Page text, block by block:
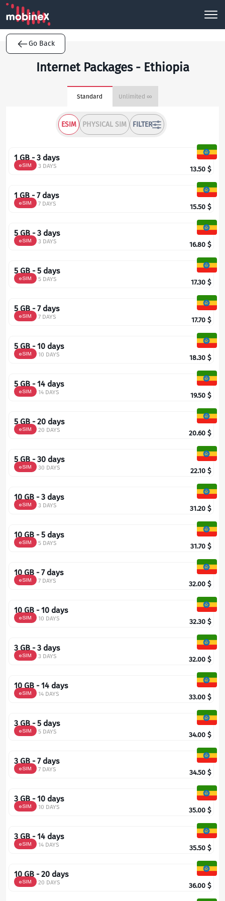
Go Back
Internet Packages - Ethiopia
Standard Unlimited ∞
ESIM PHYSICAL SIM FILTER
1 GB - 3 days
eSIM 3 DAYS 13.50 $
1 GB - 7 days
eSIM 7 DAYS 15.50 $
5 GB - 3 days
eSIM 3 DAYS 16.80 $
5 GB - 5 days
eSIM 5 DAYS 17.30 $
5 GB - 7 days
eSIM 7 DAYS 17.70 $
5 GB - 10 days
eSIM 10 DAYS 18.30 $
5 GB - 14 days
eSIM 14 DAYS 19.50 $
5 GB - 20 days
eSIM 20 DAYS 20.60 $
5 GB - 30 days
eSIM 30 DAYS 22.10 $
10 GB - 3 days
eSIM 3 DAYS 31.20 $
10 GB - 5 days
eSIM 5 DAYS 31.70 $
10 GB - 7 days
eSIM 7 DAYS 32.00 $
10 GB - 10 days
eSIM 10 DAYS 32.30 $
3 GB - 3 days
eSIM 3 DAYS 32.00 $
10 GB - 14 days
eSIM 14 DAYS 33.00 $
3 GB - 5 days
eSIM 5 DAYS 34.00 $
3 GB - 7 days
eSIM 7 DAYS 34.50 $
3 GB - 10 days
eSIM 10 DAYS 35.00 $
3 GB - 14 days
eSIM 14 DAYS 35.50 $
10 GB - 20 days
eSIM 20 DAYS 36.00 $